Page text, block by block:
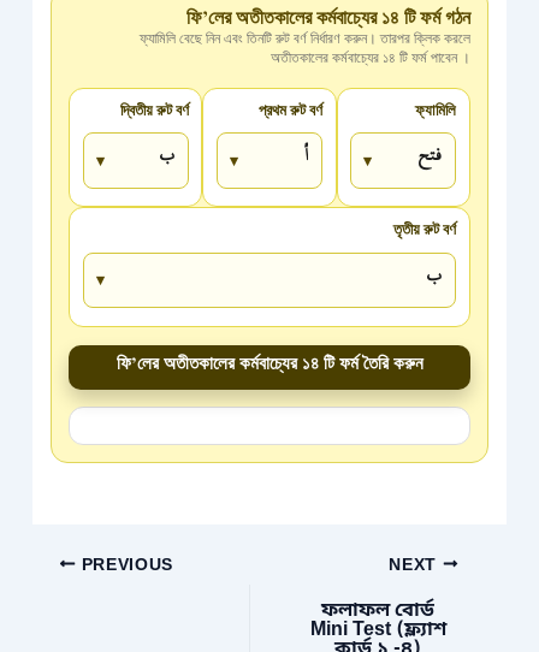
ফি’লের অতীতকালের কর্মবাচ্যের ১৪ টি ফর্ম গঠন
ফ্যামিলি বেছে নিন এবং তিনটি রুট বর্ণ নির্ধারণ করুন। তারপর ক্লিক করলে
অতীতকালের কর্মবাচ্যের ১৪ টি ফর্ম পাবেন ।
ফ্যামিলি
প্রথম রুট বর্ণ
দ্বিতীয় রুট বর্ণ
তৃতীয় রুট বর্ণ
ফি’লের অতীতকালের কর্মবাচ্যের ১৪ টি ফর্ম তৈরি করুন
PREVIOUS NEXT
ফলাফল বোর্ড
Mini Test (ফ্ল্যাশ